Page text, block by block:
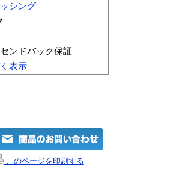
シング
ンドバック保証
表示
このページを印刷する